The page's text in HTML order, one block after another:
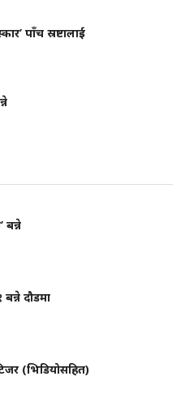
पाँच स्रष्टालाई
बन्ने
दौडमा
(भिडियोसहित)